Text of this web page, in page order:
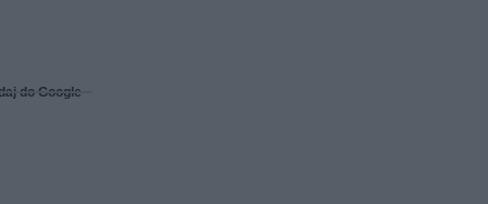
do Google